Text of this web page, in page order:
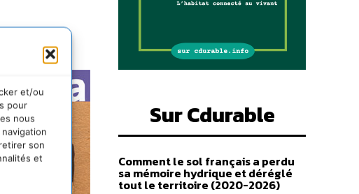
et/ou
pour
nous
son
et
Sur Cdurable
Comment le sol français a perdu
sa mémoire hydrique et déréglé
tout le territoire (2020-2026)